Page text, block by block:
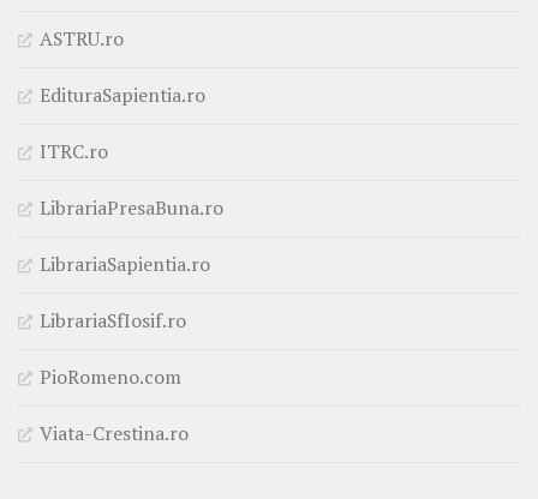
ASTRU.ro
EdituraSapientia.ro
ITRC.ro
LibrariaPresaBuna.ro
LibrariaSapientia.ro
LibrariaSfIosif.ro
PioRomeno.com
Viata-Crestina.ro